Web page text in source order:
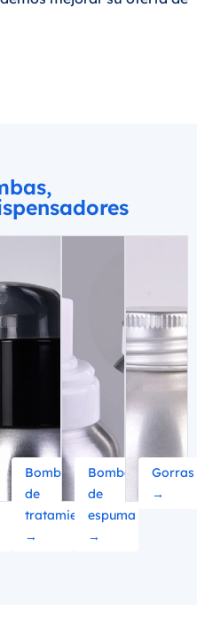
Bomba
de
tratamiento
→
Bomba
de
espuma
→
Gorras
→